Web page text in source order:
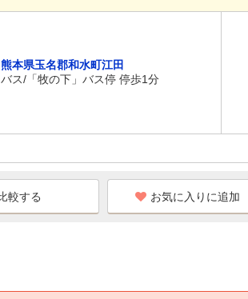
熊本県玉名郡和水町江田
バス/「牧の下」バス停 停歩1分
お気に入りに追加